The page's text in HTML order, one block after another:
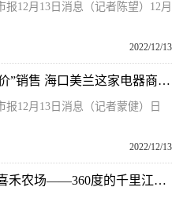
12月13日消息（记者陈望）12月
2022/12/13
诚信海南｜虚构原价谎称“降价”销售 海口美兰这家电器商行挨罚
12月13日消息（记者蒙健）日
2022/12/13
乡约海南·作家游记｜荆歌：喜禾农场——360度的千里江山图